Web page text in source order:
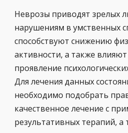
Неврозы приводят зрелых
нарушениям в умственных
способствуют снижению
активности, а также
проявление
Для лечения данных
необходимо подобрать
качественное лечение с
результативных терапий,